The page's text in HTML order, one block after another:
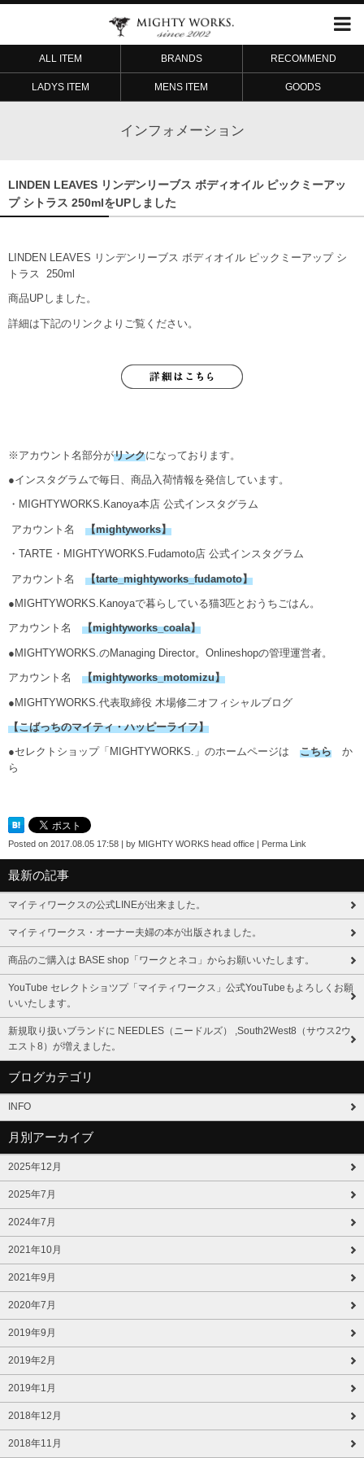
ALL ITEM BRANDS RECOMMEND
LADYS ITEM MENS ITEM GOODS
インフォメーション
LINDEN LEAVES リンデンリーブス ボディオイル ピックミーアッ
プ シトラス 250mlをUPしました
LINDEN LEAVES リンデンリーブス ボディオイル ピックミーアップ シ
トラス 250ml
商品UPしました。
詳細は下記のリンクよりご覧ください。
※アカウント名部分がリンクになっております。
●インスタグラムで毎日、商品入荷情報を発信しています。
・MIGHTYWORKS.Kanoya本店 公式インスタグラム
アカウント名 【mightyworks】
・TARTE・MIGHTYWORKS.Fudamoto店 公式インスタグラム
アカウント名 【tarte_mightyworks_fudamoto】
●MIGHTYWORKS.Kanoyaで暮らしている猫3匹とおうちごはん。
アカウント名 【mightyworks_coala】
●MIGHTYWORKS.のManaging Director。Onlineshopの管理運営者。
アカウント名 【mightyworks_motomizu】
●MIGHTYWORKS.代表取締役 木場修二オフィシャルブログ
【こばっちのマイティ・ハッピーライフ】
●セレクトショップ「MIGHTYWORKS.」のホームページは こちら か
ら
Posted on 2017.08.05 17:58 by MIGHTY WORKS head office Perma Link
最新の記事
マイティワークスの公式LINEが出来ました。
マイティワークス・オーナー夫婦の本が出版されました。
商品のご購入は BASE shop「ワークとネコ」からお願いいたします。
YouTube セレクトショツプ「マイティワークス」公式YouTubeもよろしくお願
いいたします。
新規取り扱いブランドに NEEDLES（ニードルズ） ,South2West8（サウス2ウ
エスト8）が増えました。
ブログカテゴリ
INFO
月別アーカイブ
2025年12月
2025年7月
2024年7月
2021年10月
2021年9月
2020年7月
2019年9月
2019年2月
2019年1月
2018年12月
2018年11月